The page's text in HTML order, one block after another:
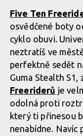
Five Ten
osvědčené boty
cyklo obuvi.
neztratíš ve
perfektně sedět
Guma Stealth
Freeriderů je
odolná proti
který ti přinesou
nenabídne. Navíc